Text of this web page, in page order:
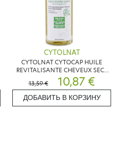
CYTOLNAT
CYTOLNAT CYTOCAP HUILE
REVITALISANTE CHEVEUX SECS
150ML
13,59 € 10,87 €
ДОБАВИТЬ В КОРЗИНУ